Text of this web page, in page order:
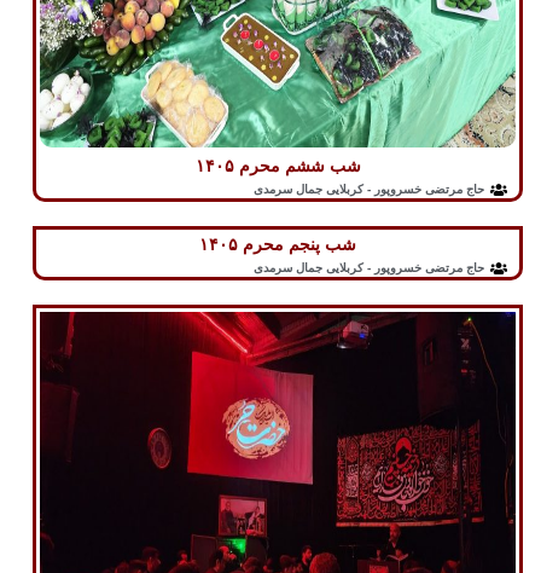
شب ششم محرم ۱۴۰۵
حاج مرتضی خسروپور - کربلایی جمال سرمدی
شب پنجم محرم ۱۴۰۵
حاج مرتضی خسروپور - کربلایی جمال سرمدی